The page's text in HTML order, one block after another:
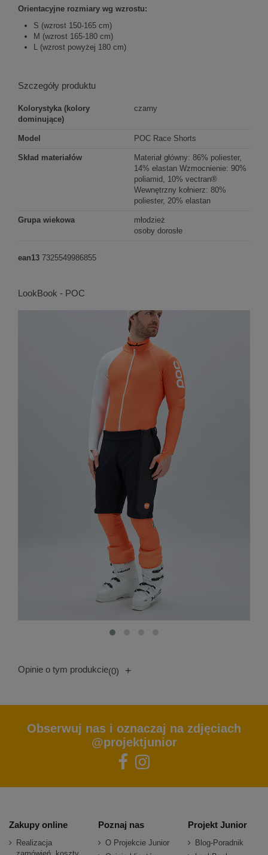
Orientacyjne rozmiary wg wzrostu:
S (wzrost 150-165 cm)
M (wzrost 165-180 cm)
L (wzrost powyżej 180 cm)
Szczegóły produktu
Kolorystyka (kolory
dominujące)
czarny
Model POC Race Shorts
Skład materiałów
Materiał główny: 86% poliester,
14% elastan Wzmocnienie: 90%
poliamid, 10% vectran®
Wewnętrzny kołnierz: 80%
poliester, 20% elastan
Grupa wiekowa
młodzież
osoby dorosłe
ean13 7325549986855
LookBook - POC
Opinie o tym produkcie(0) +
Obserwuj nas i oznaczaj na zdjęciach
@projektjunior
Zakupy online
Realizacja
Poznaj nas
O Projekcie Junior
Projekt Junior
Blog-Poradnik